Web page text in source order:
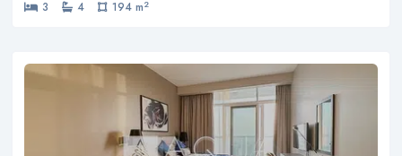
3 4 194 m2